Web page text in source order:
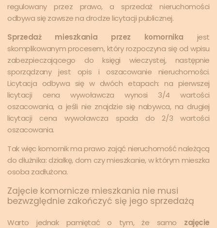
regulowany przez prawo, a sprzedaż nieruchomości
odbywa się zawsze na drodze licytacji publicznej.
Sprzedaż mieszkania przez komornika jest
skomplikowanym procesem, który rozpoczyna się od wpisu
zabezpieczającego do księgi wieczystej, następnie
sporządzany jest opis i oszacowanie nieruchomości.
Licytacja odbywa się w dwóch etapach: na pierwszej
licytacji cena wywoławcza wynosi 3/4 wartości
oszacowania, a jeśli nie znajdzie się nabywca, na drugiej
licytacji cena wywoławcza spada do 2/3 wartości
oszacowania.
Tak więc komornik ma prawo zająć nieruchomość należącą
do dłużnika: działkę, dom czy mieszkanie, w którym mieszka
osoba zadłużona.
Zajęcie komornicze mieszkania nie musi
bezwzględnie zakończyć się jego sprzedażą
Warto jednak pamiętać o tym, że samo zajęcie